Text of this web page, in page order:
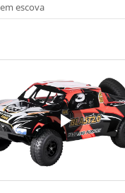
escova